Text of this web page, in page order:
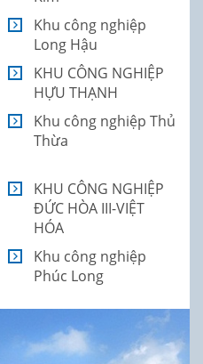
Khu công nghiệp
Long Hậu
KHU CÔNG NGHIỆP
HỰU THẠNH
Khu công nghiệp Thủ
Thừa
KHU CÔNG NGHIỆP
ĐỨC HÒA III-VIỆT
HÓA
Khu công nghiệp
Phúc Long